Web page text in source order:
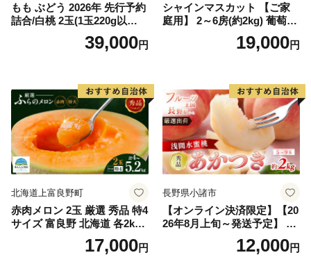
もも ぶどう 2026年 先行予約
詰合/白桃 2玉(1玉220g以
上)・シャインマスカット 晴
39,000円
シャインマスカット 【ご家
庭用】 2～6房(約2kg) 葡萄 ぶ
どう ブドウ フルーツ 果物 く
だもの 果実 旬の果物 旬のフ
19,000円
北海道上富良野町
赤肉メロン 2玉 厳選 秀品 特4
サイズ 富良野 北海道 各2kg
～2.6kg 2玉 セット ファーム
富良野 メロン めろん 果物 く
17,000円
長野県小諸市
【オンライン決済限定】【20
26年8月上旬～発送予定】 先
行予約 「浅間水蜜桃プレミ
アム」 もも あかつき 秀品 約
12,000円